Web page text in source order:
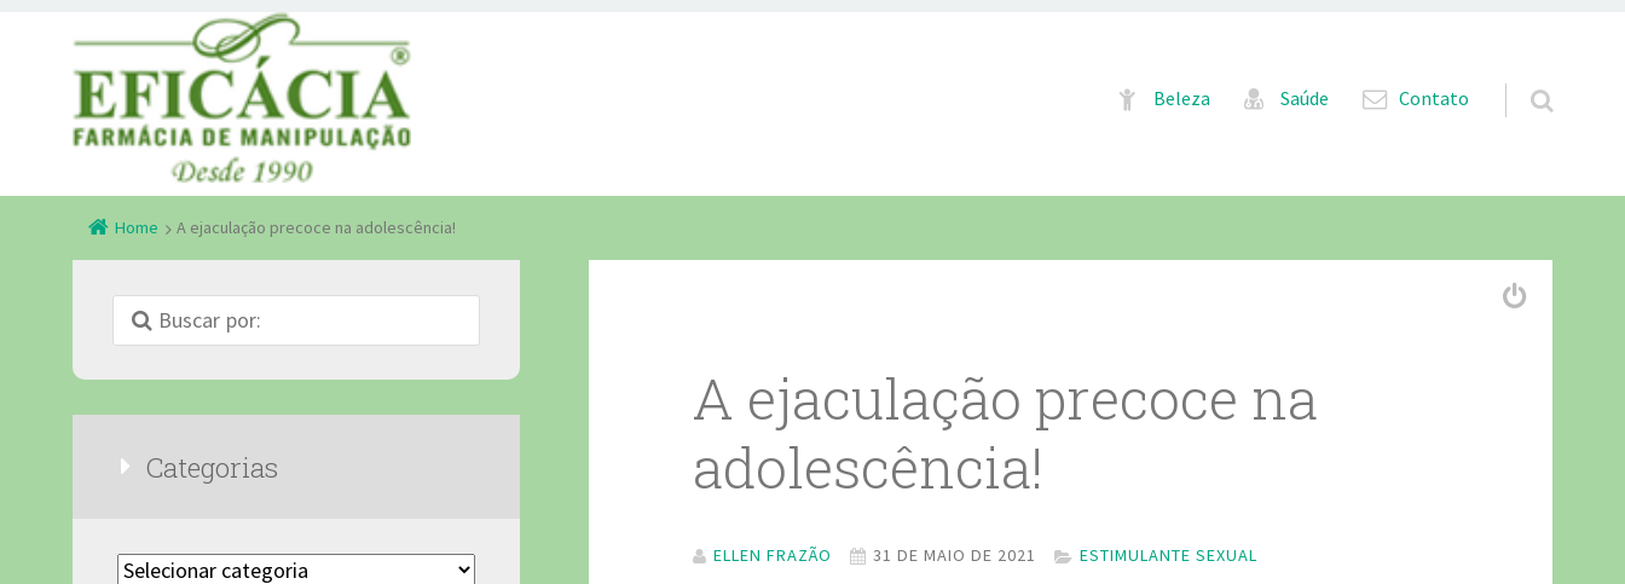
Pular para o conteúdo
Beleza Saúde Contato
Home A ejaculação precoce na adolescência!
A ejaculação precoce na
adolescência!
ELLEN FRAZÃO 31 DE MAIO DE 2021 ESTIMULANTE SEXUAL
Categorias
Categorias